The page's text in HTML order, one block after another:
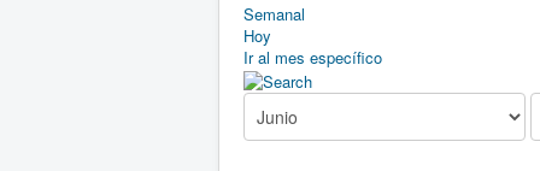
Semanal
Hoy
Ir al mes específico